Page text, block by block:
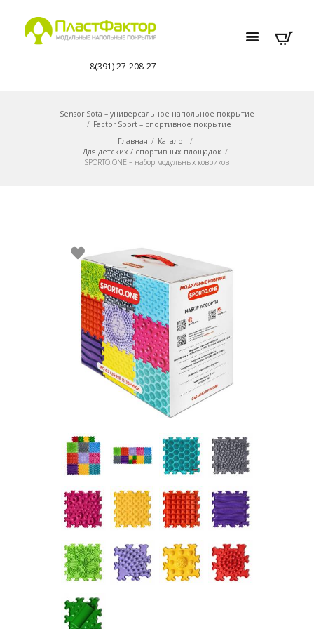
8(391) 27-208-27
Sensor Sota – универсальное напольное покрытие
Factor Sport – спортивное покрытие
Главная
Каталог
Для детских / спортивных площадок
SPORTO.ONE – набор модульных ковриков